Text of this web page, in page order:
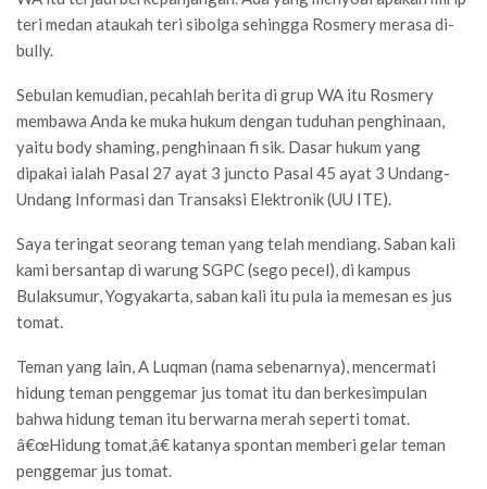
teri medan ataukah teri sibolga sehingga Rosmery merasa di-
bully.
Sebulan kemudian, pecahlah berita di grup WA itu Rosmery
membawa Anda ke muka hukum dengan tuduhan penghinaan,
yaitu body shaming, penghinaan fi sik. Dasar hukum yang
dipakai ialah Pasal 27 ayat 3 juncto Pasal 45 ayat 3 Undang-
Undang Informasi dan Transaksi Elektronik (UU ITE).
Saya teringat seorang teman yang telah mendiang. Saban kali
kami bersantap di warung SGPC (sego pecel), di kampus
Bulaksumur, Yogyakarta, saban kali itu pula ia memesan es jus
tomat.
Teman yang lain, A Luqman (nama sebenarnya), mencermati
hidung teman penggemar jus tomat itu dan berkesimpulan
bahwa hidung teman itu berwarna merah seperti tomat.
â€œHidung tomat,â€ katanya spontan memberi gelar teman
penggemar jus tomat.